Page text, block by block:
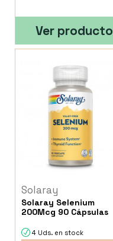
Ver producto
Solaray
Solaray Selenium
200Mcg 90 Cápsulas
4 Uds. en stock